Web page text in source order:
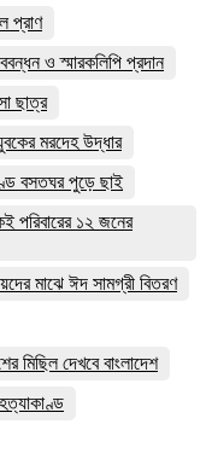
প্রাণ
ও স্মারকলিপি প্রদান
ছাত্র
মরদেহ উদ্ধার
বসতঘর পুড়ে ছাই
পরিবারের ১২ জনের
মাঝে ঈদ সামগ্রী বিতরণ
মিছিল দেখবে বাংলাদেশ
হত্যাকাণ্ড